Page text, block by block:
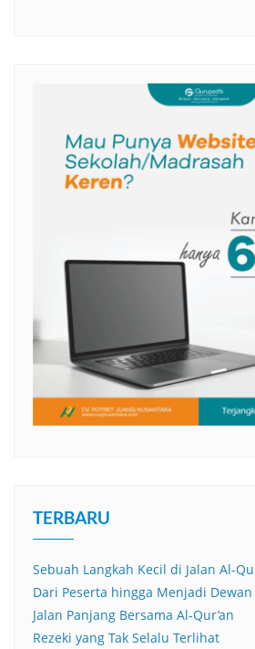
TERBARU
Sebuah Langkah Kecil di Jalan Al-
Dari Peserta hingga Menjadi
Jalan Panjang Bersama Al-Qur’an
Rezeki yang Tak Selalu Terlihat